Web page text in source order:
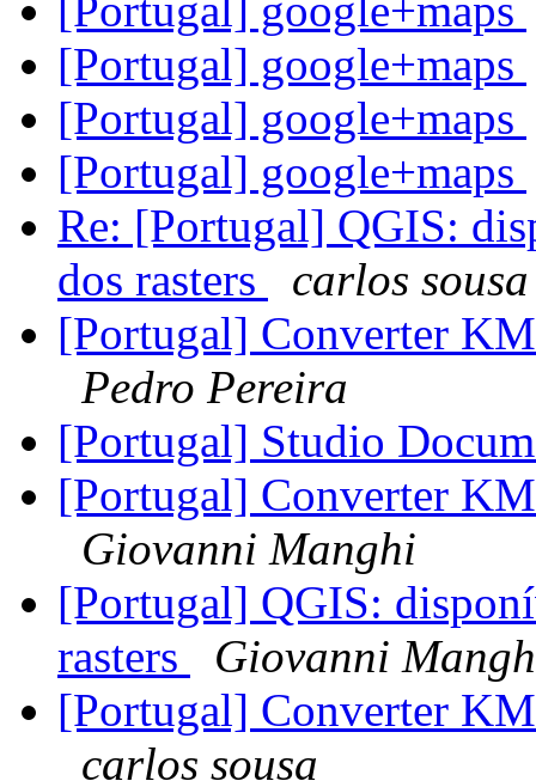
[Portugal] google+maps
[Portugal] google+maps
[Portugal] google+maps
[Portugal] google+maps
Re: [Portugal] QGIS:
dos rasters
carlos sousa
[Portugal] Converter
Pedro Pereira
[Portugal] Studio
[Portugal] Converter
Giovanni Manghi
[Portugal] QGIS:
rasters
Giovanni
[Portugal] Converter
carlos sousa